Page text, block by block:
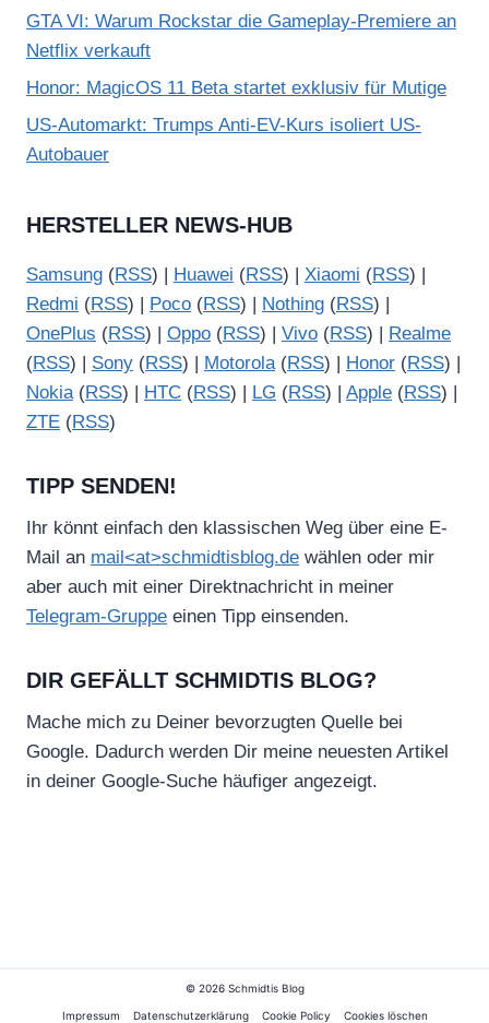
GTA VI: Warum Rockstar die Gameplay-Premiere an
Netflix verkauft
Honor: MagicOS 11 Beta startet exklusiv für Mutige
US-Automarkt: Trumps Anti-EV-Kurs isoliert US-
Autobauer
HERSTELLER NEWS-HUB
Samsung (RSS) | Huawei (RSS) | Xiaomi (RSS) |
Redmi (RSS) | Poco (RSS) | Nothing (RSS) |
OnePlus (RSS) | Oppo (RSS) | Vivo (RSS) |
Realme
(RSS) | Sony (RSS) | Motorola(RSS) | Honor (RSS) |
Nokia(RSS) | HTC (RSS) | LG (RSS) | Apple (RSS) |
ZTE (RSS)
TIPP SENDEN!
Ihr könnt einfach den klassischen Weg über eine E-
Mail an mail<at>schmidtisblog.de wählen oder mir
aber auch mit einer Direktnachricht in meiner
Telegram-Gruppe einen Tipp einsenden.
DIR GEFÄLLT SCHMIDTIS BLOG?
Mache mich zu Deiner bevorzugten Quelle bei
Google. Dadurch werden Dir meine neuesten Artikel
in deiner Google-Suche häufiger angezeigt.
© 2026 Schmidtis Blog
Impressum Datenschutzerklärung Cookie Policy Cookies löschen